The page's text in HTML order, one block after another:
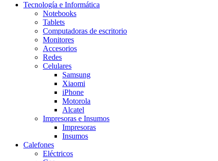
Tecnología e Informática
Notebooks
Tablets
Computadoras de escritorio
Monitores
Accesorios
Redes
Celulares
Samsung
Xiaomi
iPhone
Motorola
Alcatel
Impresoras e Insumos
Impresoras
Insumos
Calefones
Eléctricos